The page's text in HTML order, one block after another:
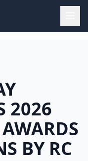
2026
BY RC